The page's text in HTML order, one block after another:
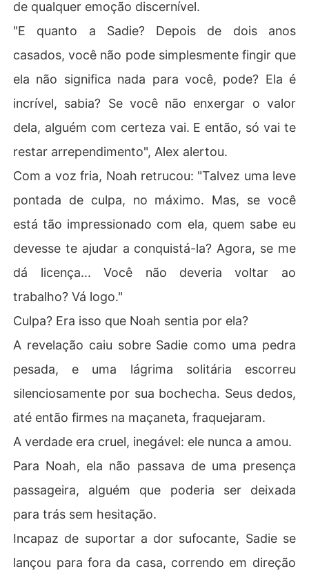
de qualquer emoção discernível.
"E quanto a Sadie? Depois de dois anos
casados, você não pode simplesmente fingir que
ela não significa nada para você, pode? Ela é
incrível, sabia? Se você não enxergar o valor
dela, alguém com certeza vai. E então, só vai te
restar arrependimento", Alex alertou.
Com a voz fria, Noah retrucou: "Talvez uma leve
pontada de culpa, no máximo. Mas, se você
está tão impressionado com ela, quem sabe eu
devesse te ajudar a conquistá-la? Agora, se me
dá licença... Você não deveria voltar ao
trabalho? Vá logo."
Culpa? Era isso que Noah sentia por ela?
A revelação caiu sobre Sadie como uma pedra
pesada, e uma lágrima solitária escorreu
silenciosamente por sua bochecha. Seus dedos,
até então firmes na maçaneta, fraquejaram.
A verdade era cruel, inegável: ele nunca a amou.
Para Noah, ela não passava de uma presença
passageira, alguém que poderia ser deixada
para trás sem hesitação.
Incapaz de suportar a dor sufocante, Sadie se
lançou para fora da casa, correndo em direção